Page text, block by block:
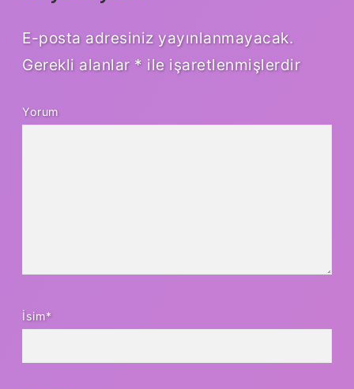
E-posta adresiniz yayınlanmayacak.
Gerekli alanlar * ile işaretlenmişlerdir
Yorum
İsim*